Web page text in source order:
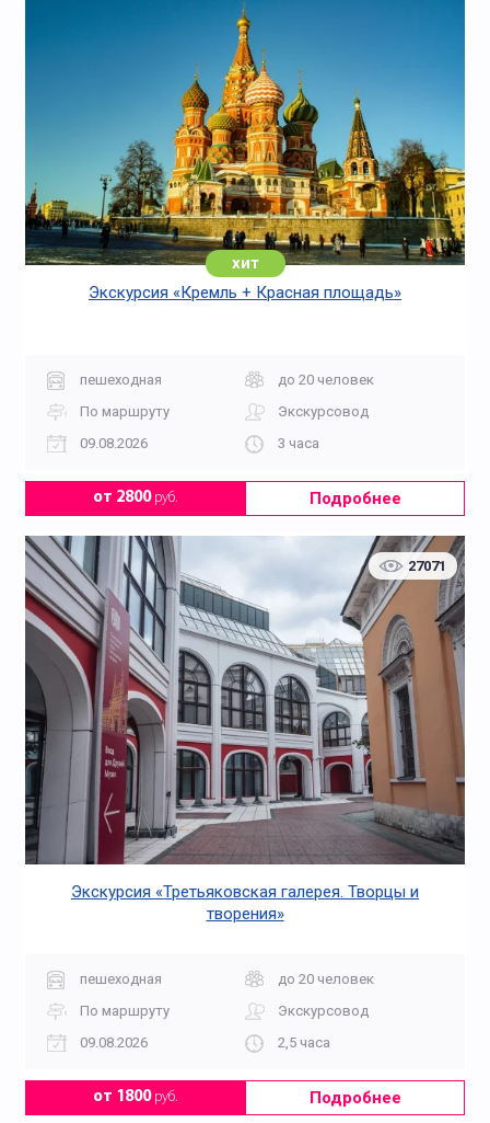
хит
Экскурсия «Кремль + Красная площадь»
пешеходная
до 20 человек
По маршруту
Экскурсовод
09.08.2026
3 часа
от 2800руб. Подробнее
27071
Экскурсия «Третьяковская галерея. Творцы и
творения»
пешеходная
до 20 человек
По маршруту
Экскурсовод
09.08.2026
2,5 часа
от 1800руб. Подробнее